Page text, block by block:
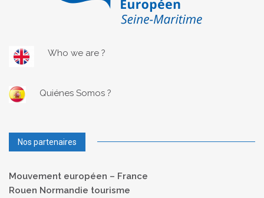
Who we are ?
Quiénes Somos ?
Nos partenaires
Mouvement européen – France
Rouen Normandie tourisme